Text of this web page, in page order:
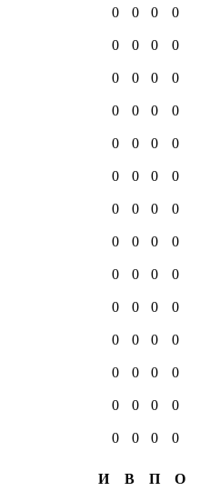
0 0 0 0
0 0 0 0
0 0 0 0
0 0 0 0
0 0 0 0
0 0 0 0
0 0 0 0
0 0 0 0
0 0 0 0
0 0 0 0
0 0 0 0
0 0 0 0
0 0 0 0
0 0 0
0
И В П
О